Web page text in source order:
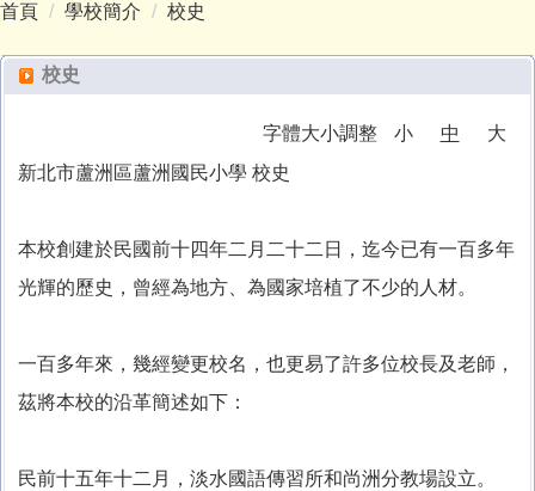
首頁 學校簡介 校史
校史
字體大小調整 小 中
大
新北市蘆洲區蘆洲國民小學 校史
本校創建於民國前十四年二月二十二日，迄今已有一百多年
光輝的歷史，曾經為地方、為國家培植了不少的人材。
一百多年來，幾經變更校名，也更易了許多位校長及老師，
茲將本校的沿革簡述如下：
民前十五年十二月，淡水國語傳習所和尚洲分教場設立。